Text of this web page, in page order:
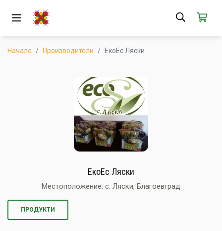
АБОНАМЕНТ
ПОПУЛЯРНИ ПРОДУКТИ
ГОТОВИ ЗА ХАПВАНЕ
Начало Производители ЕкоЕс Ляски
ЕкоЕс Ляски
Местоположение: с. Ляски, Благоевград
ПРОДУКТИ